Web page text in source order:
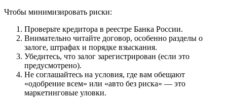
Чтобы минимизировать риски:
Проверьте кредитора в реестре Банка России.
Внимательно читайте договор, особенно разделы о
залоге, штрафах и порядке взыскания.
Убедитесь, что залог зарегистрирован (если это
предусмотрено).
Не соглашайтесь на условия, где вам обещают
«одобрение всем» или «авто без риска» — это
маркетинговые уловки.